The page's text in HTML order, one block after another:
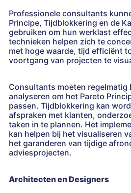
Professionele consultants
Principe, Tijdblokkering en de
gebruiken om hun werklast
technieken helpen zich te
met hoge waarde, tijd efficiënt
voortgang van projecten te
Consultants moeten regelmatig
analyseren om het Pareto
passen. Tijdblokkering kan
afspraken met klanten,
taken in te plannen. Het
kan helpen bij het visualiseren
het garanderen van tijdige
adviesprojecten.
Architecten en Designers